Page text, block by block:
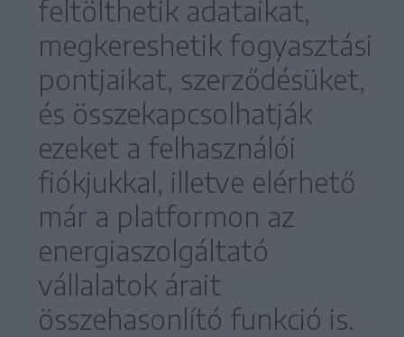
feltölthetik adataikat,
megkereshetik fogyasztási
pontjaikat, szerződésüket,
és összekapcsolhatják
ezeket a felhasználói
fiókjukkal, illetve elérhető
már a platformon az
energiaszolgáltató
vállalatok árait
összehasonlító funkció is.